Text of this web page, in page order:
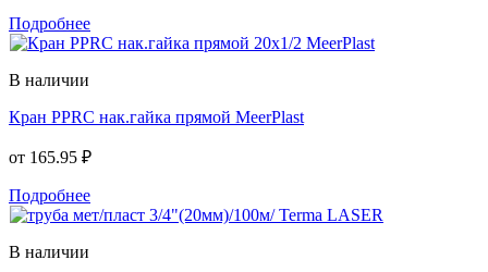
Подробнее
В наличии
Кран PPRC нак.гайка прямой MeerPlast
от 165.95 ₽
Подробнее
В наличии